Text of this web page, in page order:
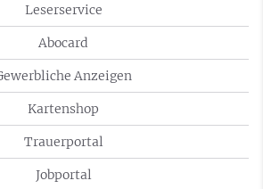
Leserservice
Abocard
Anzeigen
Kartenshop
Trauerportal
Jobportal